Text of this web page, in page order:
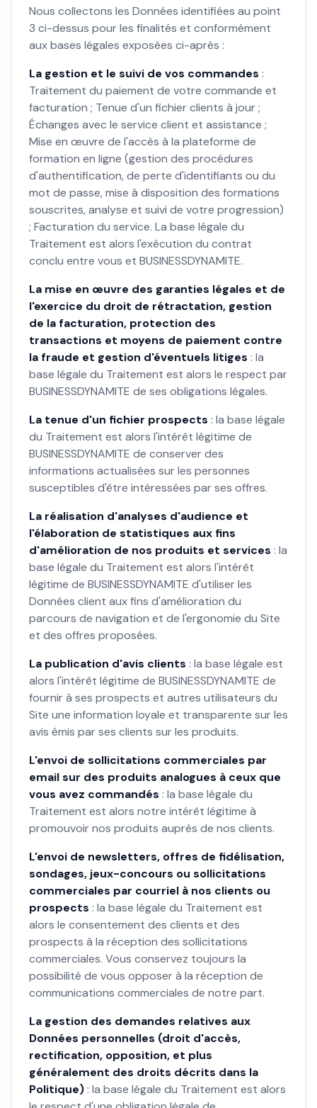
Nous collectons les Données identifiées au point
3 ci-dessus pour les finalités et conformément
aux bases légales exposées ci-après :
La gestion et le suivi de vos commandes :
Traitement du paiement de votre commande et
facturation ; Tenue d'un fichier clients à jour ;
Échanges avec le service client et assistance ;
Mise en œuvre de l'accès à la plateforme de
formation en ligne (gestion des procédures
d'authentification, de perte d'identifiants ou du
mot de passe, mise à disposition des formations
souscrites, analyse et suivi de votre progression)
; Facturation du service. La base légale du
Traitement est alors l'exécution du contrat
conclu entre vous et BUSINESSDYNAMITE.
La mise en œuvre des garanties légales et de
l'exercice du droit de rétractation, gestion
de la facturation, protection des
transactions et moyens de paiement contre
la fraude et gestion d'éventuels litiges : la
base légale du Traitement est alors le respect par
BUSINESSDYNAMITE de ses obligations légales.
La tenue d'un fichier prospects : la base légale
du Traitement est alors l'intérêt légitime de
BUSINESSDYNAMITE de conserver des
informations actualisées sur les personnes
susceptibles d'être intéressées par ses offres.
La réalisation d'analyses d'audience et
l'élaboration de statistiques aux fins
d'amélioration de nos produits et services : la
base légale du Traitement est alors l'intérêt
légitime de BUSINESSDYNAMITE d'utiliser les
Données client aux fins d'amélioration du
parcours de navigation et de l'ergonomie du Site
et des offres proposées.
La publication d'avis clients : la base légale est
alors l'intérêt légitime de BUSINESSDYNAMITE de
fournir à ses prospects et autres utilisateurs du
Site une information loyale et transparente sur les
avis émis par ses clients sur les produits.
L'envoi de sollicitations commerciales par
email sur des produits analogues à ceux que
vous avez commandés : la base légale du
Traitement est alors notre intérêt légitime à
promouvoir nos produits auprès de nos clients.
L'envoi de newsletters, offres de fidélisation,
sondages, jeux-concours ou sollicitations
commerciales par courriel à nos clients ou
prospects : la base légale du Traitement est
alors le consentement des clients et des
prospects à la réception des sollicitations
commerciales. Vous conservez toujours la
possibilité de vous opposer à la réception de
communications commerciales de notre part.
La gestion des demandes relatives aux
Données personnelles (droit d'accès,
rectification, opposition, et plus
généralement des droits décrits dans la
Politique): la base légale du Traitement est alors